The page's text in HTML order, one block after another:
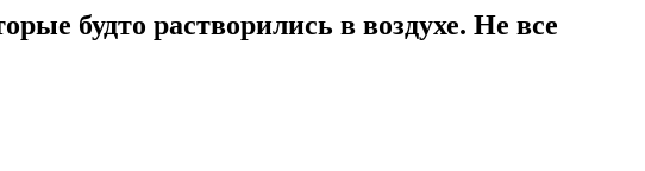
будто растворились в воздухе. Не все